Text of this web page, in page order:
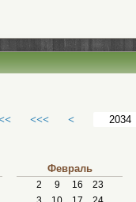
<<< <
Февраль
2 9 16
23